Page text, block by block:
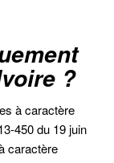
?
à caractère
450 du 19 juin
caractère